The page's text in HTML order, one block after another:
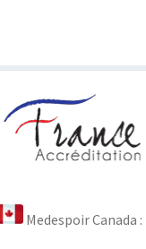
Medespoir Canada